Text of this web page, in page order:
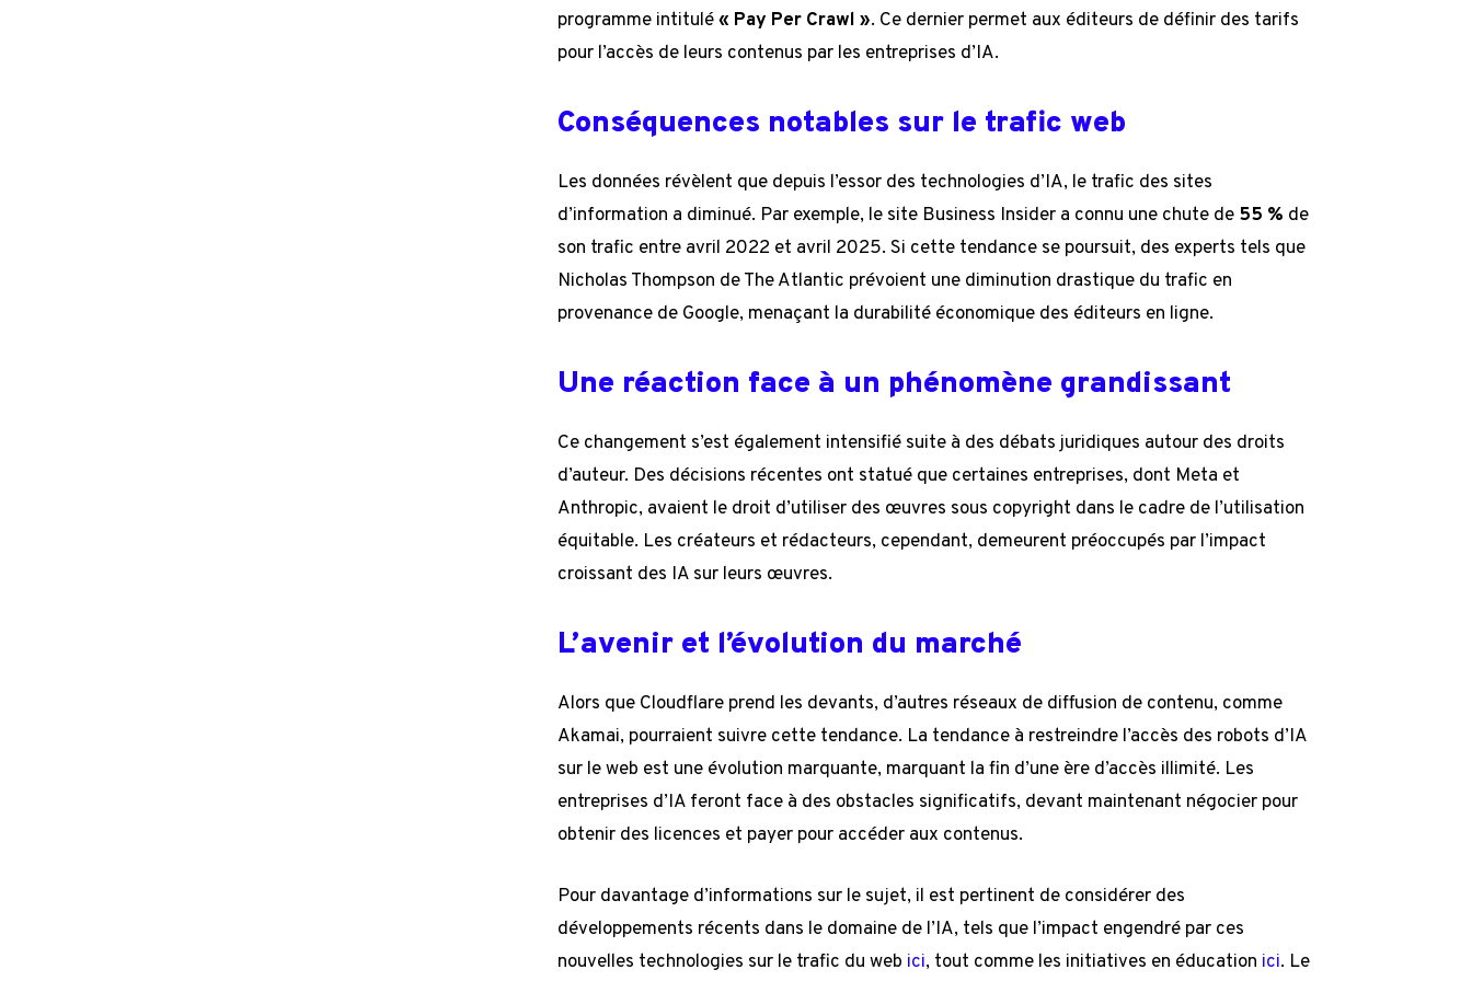
programme intitulé« Pay Per Crawl ». Ce dernier permet aux éditeurs de définir des tarifs
pour l’accès de leurs contenus par les entreprises d’IA.
Conséquences notables sur le trafic web
Les données révèlent que depuis l’essor des technologies d’IA, le trafic des sites
d’information a diminué. Par exemple, le site Business Insider a connu une chute de 55 % de
son trafic entre avril 2022 et avril 2025. Si cette tendance se poursuit, des experts tels que
Nicholas Thompson de The Atlantic prévoient une diminution drastique du trafic en
provenance de Google, menaçant la durabilité économique des éditeurs en ligne.
Une réaction face à un phénomène grandissant
Ce changement s’est également intensifié suite à des débats juridiques autour des droits
d’auteur. Des décisions récentes ont statué que certaines entreprises, dont Meta et
Anthropic, avaient le droit d’utiliser des œuvres sous copyright dans le cadre de l’utilisation
équitable. Les créateurs et rédacteurs, cependant, demeurent préoccupés par l’impact
croissant des IA sur leurs œuvres.
L’avenir et l’évolution du marché
Alors que Cloudflare prend les devants, d’autres réseaux de diffusion de contenu, comme
Akamai, pourraient suivre cette tendance. La tendance à restreindre l’accès des robots d’IA
sur le web est une évolution marquante, marquant la fin d’une ère d’accès illimité. Les
entreprises d’IA feront face à des obstacles significatifs, devant maintenant négocier pour
obtenir des licences et payer pour accéder aux contenus.
Pour davantage d’informations sur le sujet, il est pertinent de considérer des
développements récents dans le domaine de l’IA, tels que l’impact engendré par ces
nouvelles technologies sur le trafic du web ici, tout comme les initiatives en éducation ici. Le